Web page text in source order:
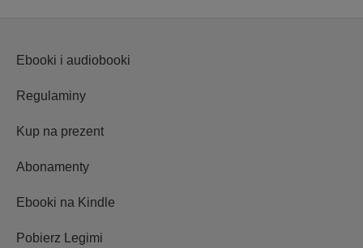
Ebooki i audiobooki
Regulaminy
Kup na prezent
Abonamenty
Ebooki na Kindle
Pobierz Legimi